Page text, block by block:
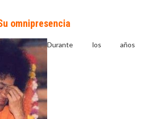
omnipresencia
Durante los años